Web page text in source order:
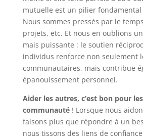
mutuelle est un pilier fondamental
Nous sommes pressés par le
projets, etc. Et nous en oublions
mais puissante : le soutien
individus renforce non seulement
communautaires, mais contribue
épanouissement personnel.
Aider les autres, c’est bon pour
communauté! Lorsque nous
faisons plus que répondre à un
nous tissons des liens de